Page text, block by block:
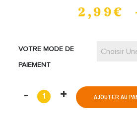
2,99€
VOTRE MODE DE
PAIEMENT
Choisir
AJOUTER AU